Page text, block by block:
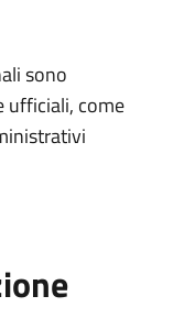
sono
ufficiali, come